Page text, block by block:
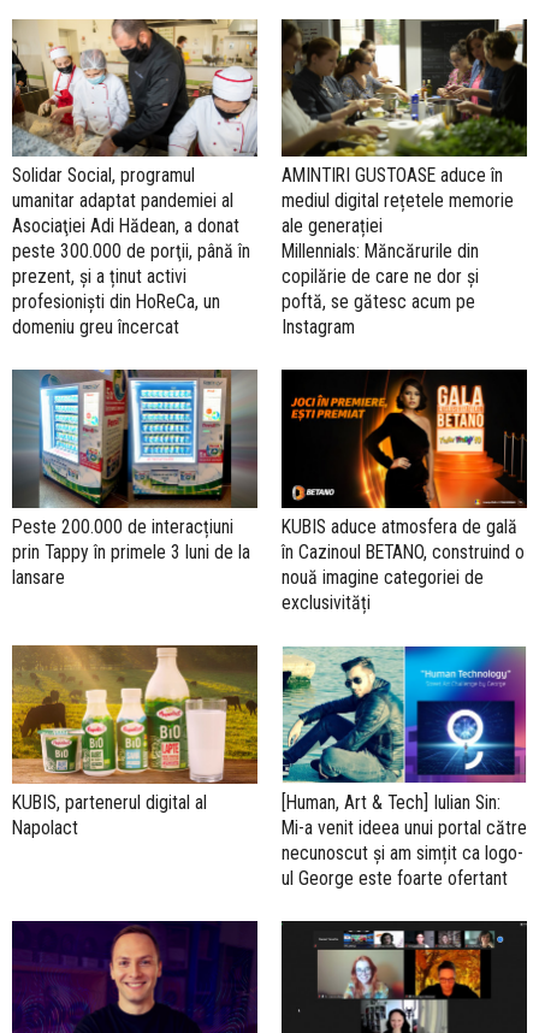
Solidar Social, programul
umanitar adaptat pandemiei al
Asociaţiei Adi Hădean, a donat
peste 300.000 de porţii, până în
prezent, și a ținut activi
profesioniști din HoReCa, un
domeniu greu încercat
AMINTIRI GUSTOASE aduce în
mediul digital rețetele memorie
ale generației
Millennials: Măncărurile din
copilărie de care ne dor și
poftă, se gătesc acum pe
Instagram
Peste 200.000 de interacțiuni
prin Tappy în primele 3 luni de la
lansare
KUBIS aduce atmosfera de gală
în Cazinoul BETANO, construind o
nouă imagine categoriei de
exclusivități
KUBIS, partenerul digital al
Napolact
[Human, Art & Tech] Iulian Sin:
Mi-a venit ideea unui portal către
necunoscut și am simțit ca logo-
ul George este foarte ofertant